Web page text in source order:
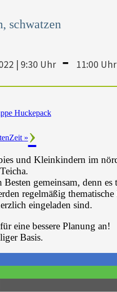
schwatzen
| 9:30 Uhr - 11:00 Uhr
Huckepack
»
und Kleinkindern im
Besten gemeinsam, denn
regelmäßig
eingeladen sind.
eine bessere Planung an!
Basis.